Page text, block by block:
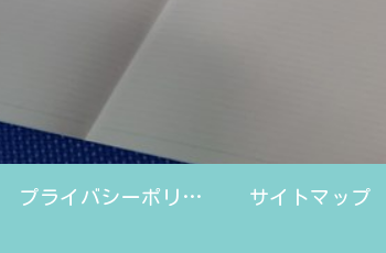
プライバシーポリシー サイトマップ